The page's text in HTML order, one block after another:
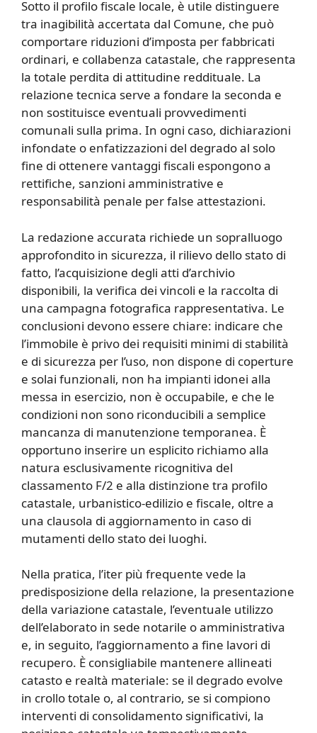
Sotto il profilo fiscale locale, è utile distinguere
tra inagibilità accertata dal Comune, che può
comportare riduzioni d’imposta per fabbricati
ordinari, e collabenza catastale, che rappresenta
la totale perdita di attitudine reddituale. La
relazione tecnica serve a fondare la seconda e
non sostituisce eventuali provvedimenti
comunali sulla prima. In ogni caso, dichiarazioni
infondate o enfatizzazioni del degrado al solo
fine di ottenere vantaggi fiscali espongono a
rettifiche, sanzioni amministrative e
responsabilità penale per false attestazioni.
La redazione accurata richiede un sopralluogo
approfondito in sicurezza, il rilievo dello stato di
fatto, l’acquisizione degli atti d’archivio
disponibili, la verifica dei vincoli e la raccolta di
una campagna fotografica rappresentativa. Le
conclusioni devono essere chiare: indicare che
l’immobile è privo dei requisiti minimi di stabilità
e di sicurezza per l’uso, non dispone di coperture
e solai funzionali, non ha impianti idonei alla
messa in esercizio, non è occupabile, e che le
condizioni non sono riconducibili a semplice
mancanza di manutenzione temporanea. È
opportuno inserire un esplicito richiamo alla
natura esclusivamente ricognitiva del
classamento F/2 e alla distinzione tra profilo
catastale, urbanistico-edilizio e fiscale, oltre a
una clausola di aggiornamento in caso di
mutamenti dello stato dei luoghi.
Nella pratica, l’iter più frequente vede la
predisposizione della relazione, la presentazione
della variazione catastale, l’eventuale utilizzo
dell’elaborato in sede notarile o amministrativa
e, in seguito, l’aggiornamento a fine lavori di
recupero. È consigliabile mantenere allineati
catasto e realtà materiale: se il degrado evolve
in crollo totale o, al contrario, se si compiono
interventi di consolidamento significativi, la